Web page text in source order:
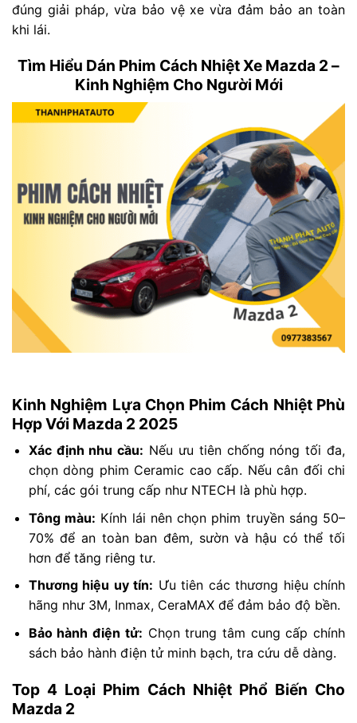
đúng giải pháp, vừa bảo vệ xe vừa đảm bảo an toàn
khi lái.
Tìm Hiểu Dán Phim Cách Nhiệt Xe Mazda 2 –
Kinh Nghiệm Cho Người Mới
Kinh Nghiệm Lựa Chọn Phim Cách Nhiệt Phù
Hợp Với Mazda 2 2025
Xác định nhu cầu: Nếu ưu tiên chống nóng tối đa,
chọn dòng phim Ceramic cao cấp. Nếu cân đối chi
phí, các gói trung cấp như NTECH là phù hợp.
Tông màu: Kính lái nên chọn phim truyền sáng 50–
70% để an toàn ban đêm, sườn và hậu có thể tối
hơn để tăng riêng tư.
Thương hiệu uy tín: Ưu tiên các thương hiệu chính
hãng như 3M, Inmax, CeraMAX để đảm bảo độ bền.
Bảo hành điện tử: Chọn trung tâm cung cấp chính
sách bảo hành điện tử minh bạch, tra cứu dễ dàng.
Top 4 Loại Phim Cách Nhiệt Phổ Biến Cho
Mazda 2